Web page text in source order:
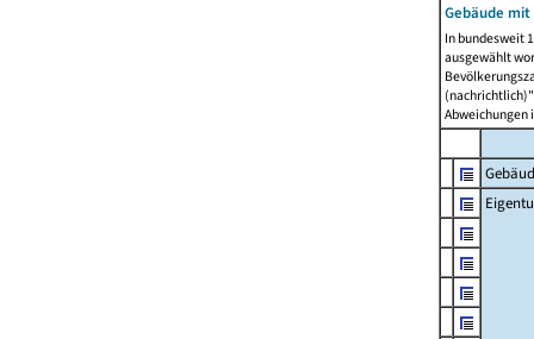
Gebäude
In bundesweit
ausgewählt
Abweichungen